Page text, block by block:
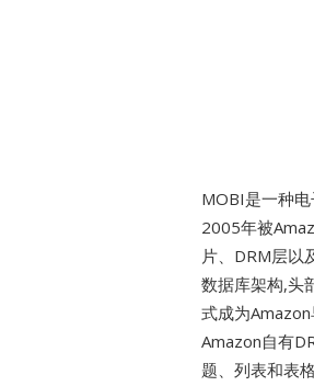
MOBI是一种
2005年被
片、DRM层以
数据库架构,头
式成为
Amazon自有
题、列表和表